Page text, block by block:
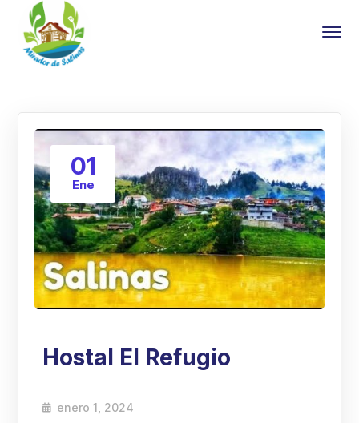
01
Ene
Hostal El Refugio
enero 1, 2024